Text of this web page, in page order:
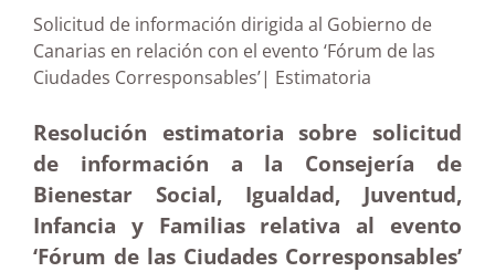
Solicitud de información dirigida al Gobierno de
Canarias en relación con el evento ‘Fórum de las
Ciudades Corresponsables’| Estimatoria
Resolución estimatoria sobre solicitud
de información a la Consejería de
Bienestar Social, Igualdad, Juventud,
Infancia y Familias relativa al evento
‘Fórum de las Ciudades Corresponsables’